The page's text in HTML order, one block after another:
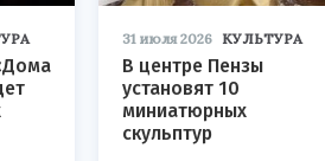
31 июля 2026 КУЛЬТУРА
В центре Пензы
установят 10
миниатюрных
скульптур